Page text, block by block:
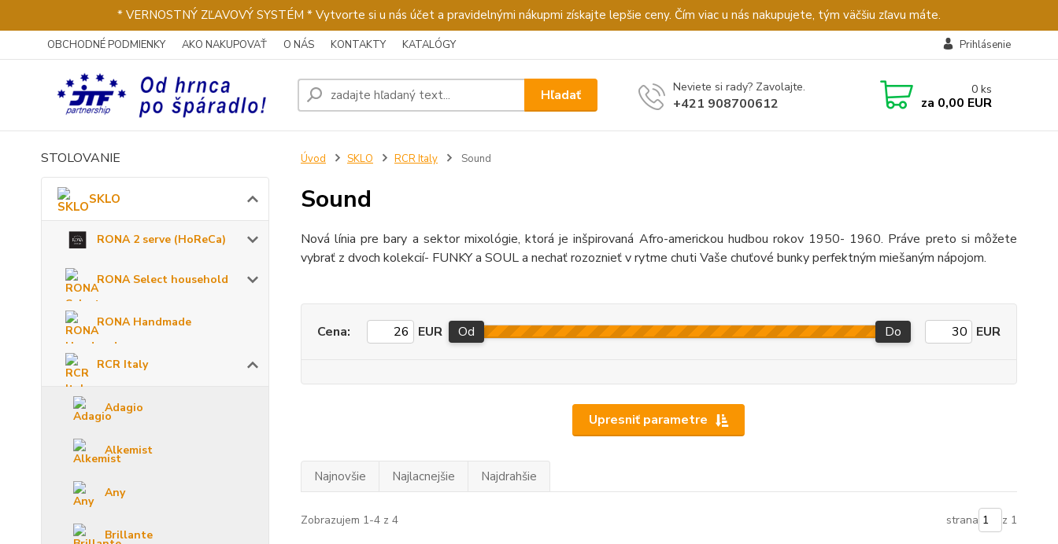
* VERNOSTNÝ ZĽAVOVÝ SYSTÉM * Vytvorte si u nás účet a pravidelnými nákupmi získajte lepšie ceny. Čím viac u nás nakupujete, tým väčšiu zľavu máte.
OBCHODNÉ PODMIENKY AKO NAKUPOVAŤ O NÁS KONTAKTY KATALÓGY Prihlásenie
Hľadať Neviete si rady? Zavolajte.
+421 908700612
0 ks
za 0,00 EUR
STOLOVANIE
SKLO
RONA 2 serve (HoReCa)
RONA Select household
RONA Handmade
RCR Italy
Adagio
Alkemist
Any
Brillante
Úvod SKLO RCR Italy Sound
Sound
Nová línia pre bary a sektor mixológie, ktorá je inšpirovaná Afro-americkou hudbou rokov 1950- 1960. Práve preto si môžete
vybrať z dvoch kolekcií- FUNKY a SOUL a nechať rozoznieť v rytme chuti Vaše chuťové bunky perfektným miešaným nápojom.
Upresniť parametre
Cena: EUR Od Do EUR
Najnovšie Najlacnejšie Najdrahšie
Zobrazujem 1-4 z 4 strana z 1